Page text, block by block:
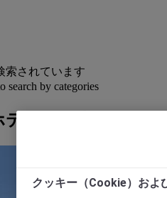
索されています
search by categories
ルを検索する
クッキー（Cookie）およ